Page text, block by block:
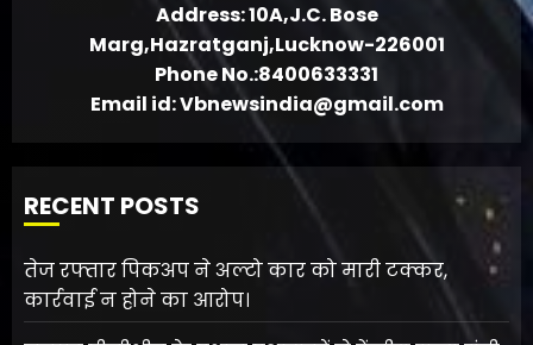
Address: 10A,J.C. Bose
Marg,Hazratganj,Lucknow-226001
Phone No.:8400633331
Email id: Vbnewsindia@gmail.com
RECENT POSTS
तेज रफ्तार पिकअप ने अल्टो कार को मारी टक्कर,
कार्रवाई न होने का आरोप।